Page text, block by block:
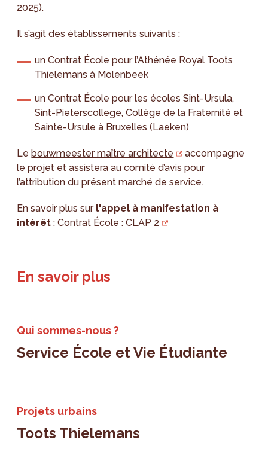
2025).
Il s’agit des établissements suivants :
un Contrat École pour l’Athénée Royal Toots
Thielemans à Molenbeek
un Contrat École pour les écoles Sint-Ursula,
Sint-Pieterscollege, Collège de la Fraternité et
Sainte-Ursule à Bruxelles (Laeken)
Lebouwmeester maître architecte
accompagne
le projet et assistera au comité d’avis pour
l’attribution du présent marché de service.
En savoir plus sur l'appel à manifestation à
intérêt :Contrat École : CLAP 2
En savoir plus
Qui sommes-nous ?
Service École et Vie Étudiante
Projets urbains
Toots Thielemans